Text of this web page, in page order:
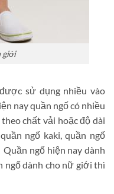
giới
sử dụng nhiều vào
nay quần ngố có nhiều
chất vải hoặc độ dài
ngố kaki, quần ngố
ngố hiện nay dành
ngố dành cho nữ giới thì